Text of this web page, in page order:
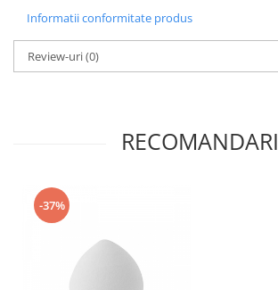
Informatii conformitate produs
Review-uri(0)
RECOMANDARI
-37%